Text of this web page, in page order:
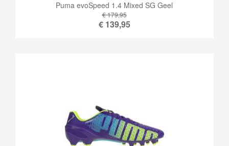
Puma evoSpeed ​​1.4 Mixed SG Geel
€ 179,95
€ 139,95